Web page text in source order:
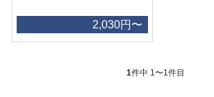
2,030円〜
1件中 1〜1件目